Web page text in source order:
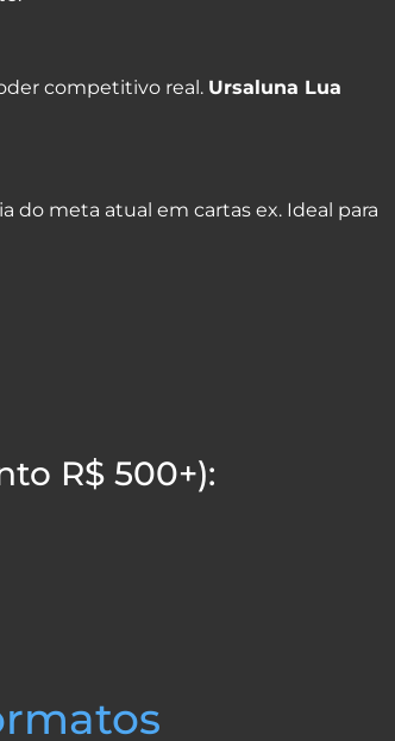
competitivo real. Ursaluna Lua
do meta atual em cartas ex. Ideal para
R$ 500+):